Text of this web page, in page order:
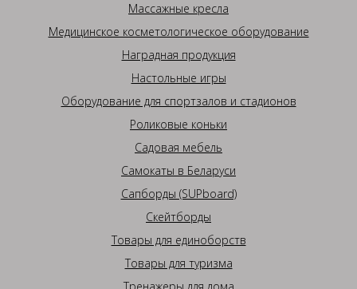
Массажные кресла
Медицинское косметологическое оборудование
Наградная продукция
Настольные игры
Оборудование для спортзалов и стадионов
Роликовые коньки
Садовая мебель
Самокаты в Беларуси
Сапборды (SUPboard)
Скейтборды
Товары для единоборств
Товары для туризма